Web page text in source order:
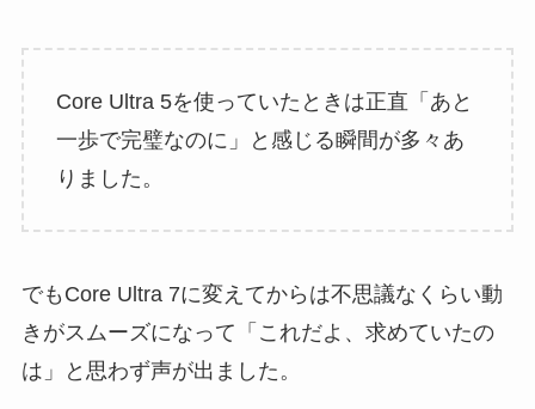
Core Ultra 5を使っていたときは正直「あと
一歩で完璧なのに」と感じる瞬間が多々あ
りました。
でもCore Ultra 7に変えてからは不思議なくらい動
きがスムーズになって「これだよ、求めていたの
は」と思わず声が出ました。